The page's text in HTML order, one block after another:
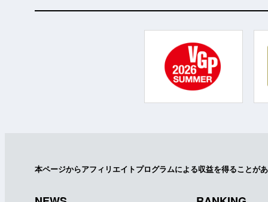
本ページからアフィリエイトプログラムによる収益を得ることが